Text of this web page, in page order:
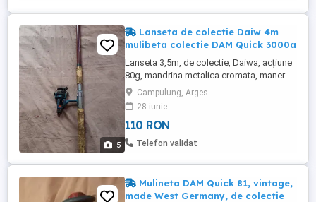
5
Lanseta de colectie Daiw 4m
mulibeta colectie DAM Quick 3000a
Lanseta 3,5m, de colectie, Daiwa, acțiune
80g, mandrina metalica cromata, maner
pluta, protecție inele cu mulineta DAM
Quick Fighter Preț pachet 110 ron
Campulung, Arges
28 iunie
110 RON
Telefon validat
Mulineta DAM Quick 81, vintage,
made West Germany, de colectie